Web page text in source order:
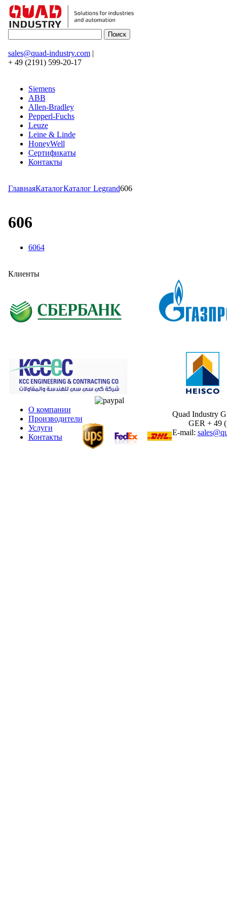
sales@quad-industry.com|
+ 49 (2191) 599-20-17
Siemens
ABB
Allen-Bradley
Pepperl-Fuchs
Leuze
Leine & Linde
HoneyWell
Сертификаты
Контакты
ГлавнаяКаталогКаталог Legrand606
606
6064
Клиенты
О компании
Производители
Услуги
Контакты
Quad Industry
GER + 49
E-mail: